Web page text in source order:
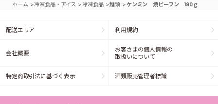
ホーム >冷凍食品・アイス > 冷凍食品 >麺類 >ケンミン 焼ビーフン 190ｇ
配送エリア 利用規約
会社概要
お客さまの個人情報の
取扱いについて
特定商取引法に基づく表示 酒類販売管理者標識